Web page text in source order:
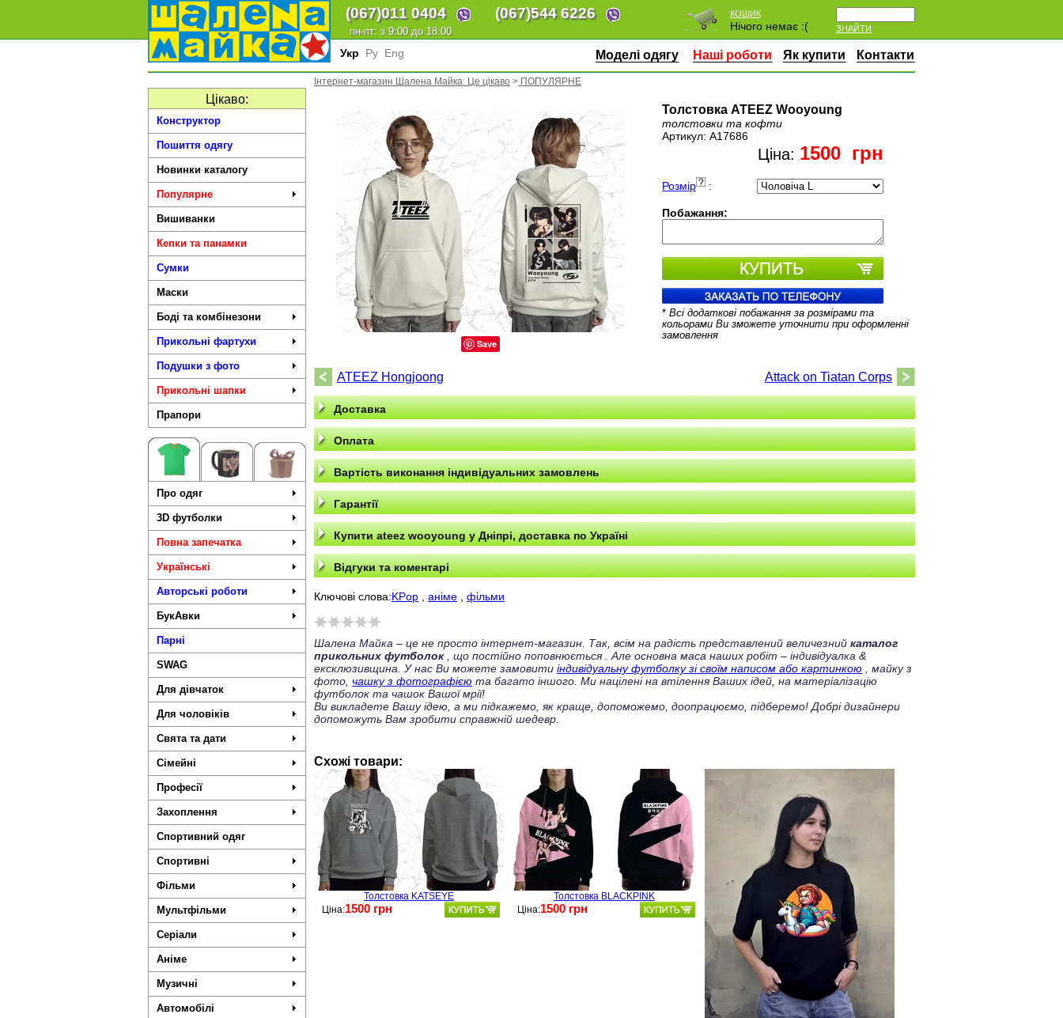
(067)011 0404 (067)544 6226
пн-пт: з 9:00 до 18:00 ЗНАЙТИ
КОШИК
Нічого немає :(
Укр Ру Eng Моделі одягу Наші роботи Як купити Контакти
Цікаво:
Конструктор
Пошиття одягу
Новинки каталогу
Популярне
Вишиванки
Кепки та панамки
Сумки
Маски
Боді та комбінезони
Прикольні фартухи
Подушки з фото
Прикольні шапки
Прапори
Про одяг
3D футболки
Повна запечатка
Українські
Авторські роботи
БукАвки
Парні
SWAG
Для дівчаток
Для чоловіків
Свята та дати
Сімейні
Професії
Захоплення
Спортивний одяг
Спортивні
Фільми
Мультфільми
Серіали
Аніме
Музичні
Автомобілі
Інтернет-магазин Шалена Майка: Це цікаво > ПОПУЛЯРНЕ
Save
Толстовка ATEEZ Wooyoung
толстовки та кофти
Артикул: A17686
Ціна: 1500 грн
Розмір :
Побажання:
* Всі додаткові побажання за розмірами та
кольорами Ви зможете уточнити при оформленні
замовлення
ATEEZ Hongjoong Attack on Tiatan Corps
Доставка
Оплата
Вартість виконання індивідуальних замовлень
Гарантії
Купити ateez wooyoung у Дніпрі, доставка по Україні
Відгуки та коментарі
Ключові слова:KPop аніме фільми
Шалена Майка – це не просто інтернет-магазин. Так, всім на радість представлений величезний каталог
прикольних футболок, що постійно поповнюється
. Але основна маса наших робіт – індивідуалка &
ексклюзивщина. У нас Ви можете замовити індивідуальну футболку зі своїм написом або картинкою , майку з
фото, чашку з фотографією та багато іншого. Ми націлені на втілення Ваших ідей, на матеріалізацію
футболок та чашок Вашої мрії!
Ви викладете Вашу ідею, а ми підкажемо, як краще, допоможемо, доопрацюємо, підберемо! Добрі дизайнери
допоможуть Вам зробити справжній шедевр.
Схожі товари:
Толстовка KATSEYE
Ціна:1500 грн
Толстовка BLACKPINK
Ціна:1500 грн